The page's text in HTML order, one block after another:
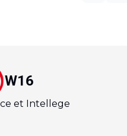
W16
et Intellege